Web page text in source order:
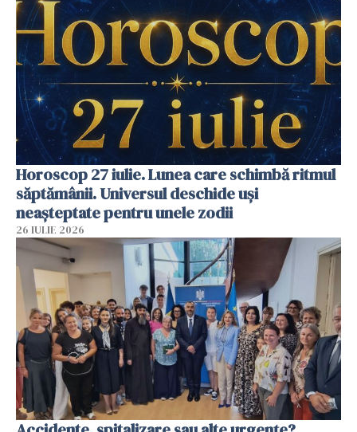
Horoscop 27 iulie. Lunea care schimbă ritmul
săptămânii. Universul deschide uși
neașteptate pentru unele zodii
26 IULIE 2026